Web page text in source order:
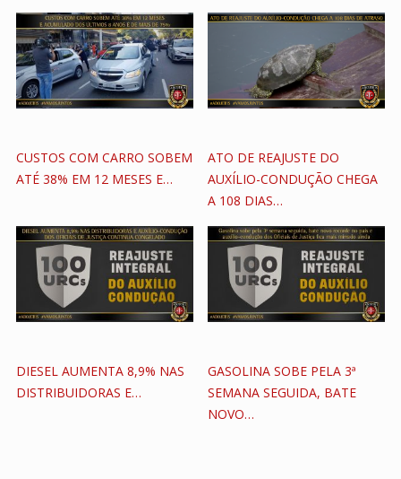
CUSTOS COM CARRO SOBEM
ATÉ 38% EM 12 MESES E…
ATO DE REAJUSTE DO
AUXÍLIO-CONDUÇÃO CHEGA
A 108 DIAS…
DIESEL AUMENTA 8,9% NAS
DISTRIBUIDORAS E…
GASOLINA SOBE PELA 3ª
SEMANA SEGUIDA, BATE
NOVO…